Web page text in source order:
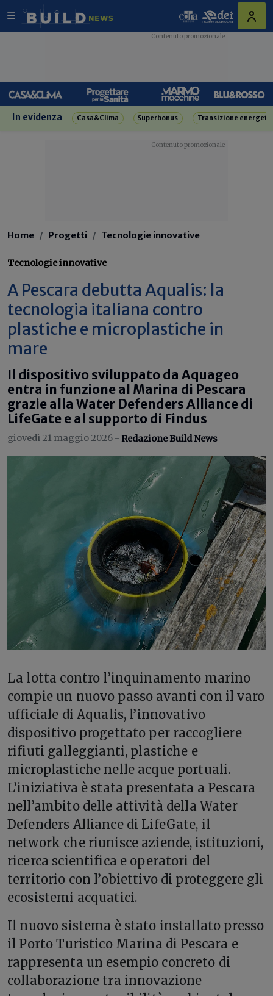
In evidenza Casa&Clima Superbonus Transizione
Home Progetti Tecnologie innovative
Tecnologie innovative
A Pescara debutta Aqualis: la
tecnologia italiana contro
plastiche e microplastiche in
mare
Il dispositivo sviluppato da Aquageo
entra in funzione al Marina di Pescara
grazie alla Water Defenders Alliance di
LifeGate e al supporto di Findus
giovedì 21 maggio 2026 - Redazione Build News
La lotta contro l’inquinamento marino
compie un nuovo passo avanti con il varo
ufficiale di Aqualis, l’innovativo
dispositivo progettato per raccogliere
rifiuti galleggianti, plastiche e
microplastiche nelle acque portuali.
L’iniziativa è stata presentata a Pescara
nell’ambito delle attività della Water
Defenders Alliance di LifeGate, il
network che riunisce aziende, istituzioni,
ricerca scientifica e operatori del
territorio con l’obiettivo di proteggere gli
ecosistemi acquatici.
Il nuovo sistema è stato installato presso
il Porto Turistico Marina di Pescara e
rappresenta un esempio concreto di
collaborazione tra innovazione